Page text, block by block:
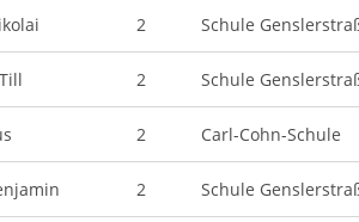
2 Schule
2 Schule
2 Carl-Cohn-Schule
2 Schule